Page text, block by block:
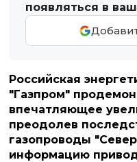
появляться в
Российская
"Газпром"
впечатляющее
преодолев
газопроводы
информацию